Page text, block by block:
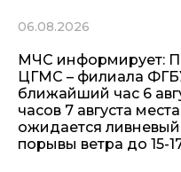
06.08.2026
МЧС информирует:
ЦГМС – филиала
ближайший час 6
часов 7 августа
ожидается
порывы ветра до 15-